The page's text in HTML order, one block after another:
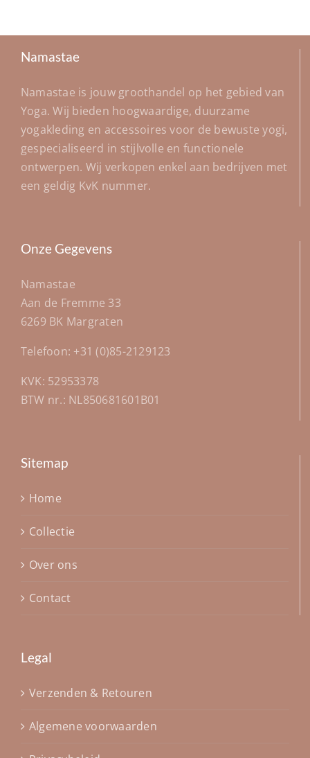
Namastae
Namastae is jouw groothandel op het gebied van
Yoga. Wij bieden hoogwaardige, duurzame
yogakleding en accessoires voor de bewuste yogi,
gespecialiseerd in stijlvolle en functionele
ontwerpen. Wij verkopen enkel aan bedrijven met
een geldig KvK nummer.
Onze Gegevens
Namastae
Aan de Fremme 33
6269 BK Margraten
Telefoon: +31 (0)85-2129123
KVK: 52953378
BTW nr.: NL850681601B01
Sitemap
Home
Collectie
Over ons
Contact
Legal
Verzenden & Retouren
Algemene voorwaarden